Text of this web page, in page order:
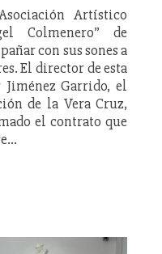
Artístico
Colmenero” de
con sus sones a
El director de esta
Garrido, el
de la Vera Cruz,
el contrato que